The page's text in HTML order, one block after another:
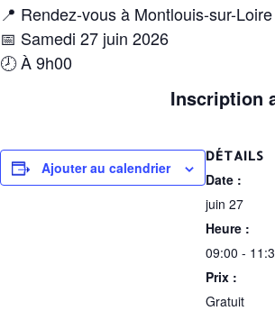
📍 Rendez-vous à Montlouis-sur-Loire
📅 Samedi 27 juin 2026
🕗 À 9h00
Inscription
Ajouter au calendrier
DÉTAILS
Date :
juin 27
Heure :
09:00 -
Prix :
Gratuit